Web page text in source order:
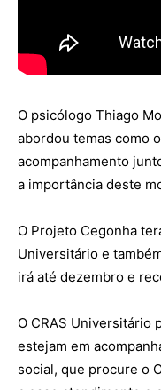
O psicólogo Thiago
abordou temas como
acompanhamento
a importância deste
O Projeto Cegonha
Universitário e
irá até dezembro e
O CRAS Universitário
estejam em
social, que procure o